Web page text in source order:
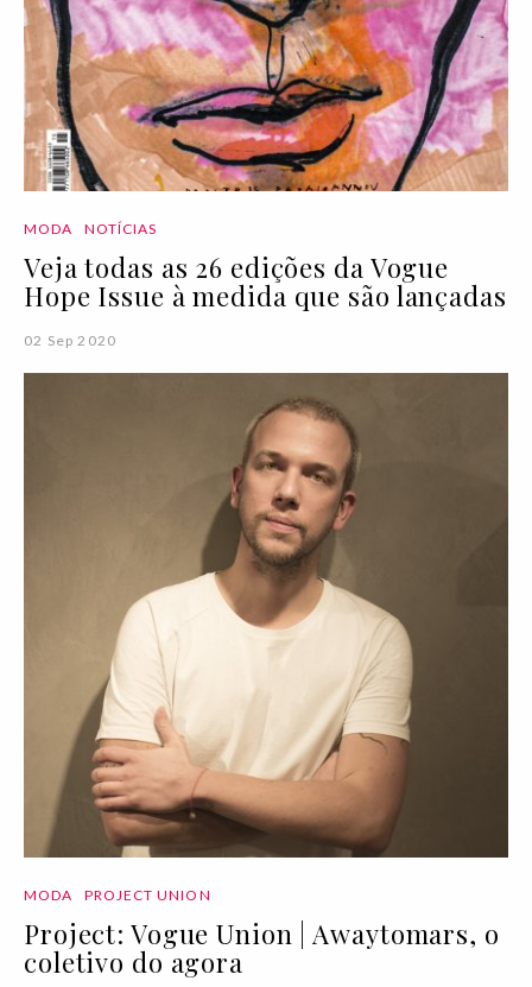
MODA NOTÍCIAS
Veja todas as 26 edições da Vogue
Hope Issue à medida que são lançadas
02 Sep 2020
MODA PROJECT UNION
Project: Vogue Union | Awaytomars, o
coletivo do agora